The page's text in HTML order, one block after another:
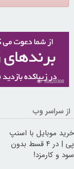
30820308
از سراسر وب
خرید موبایل با اسنپ
پی | در ۴ قسط بدون
سود و کارمزد!